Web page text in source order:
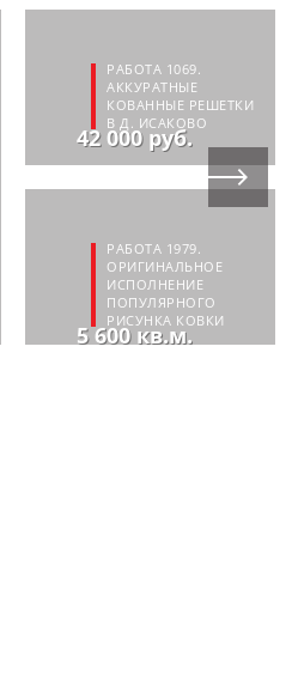
РАБОТА 1069.
АККУРАТНЫЕ
КОВАННЫЕ РЕШЕТКИ
В Д. ИСАКОВО
42 000 руб.
РАБОТА 1979.
ОРИГИНАЛЬНОЕ
ИСПОЛНЕНИЕ
ПОПУЛЯРНОГО
РИСУНКА КОВКИ
5 600 кв.м.